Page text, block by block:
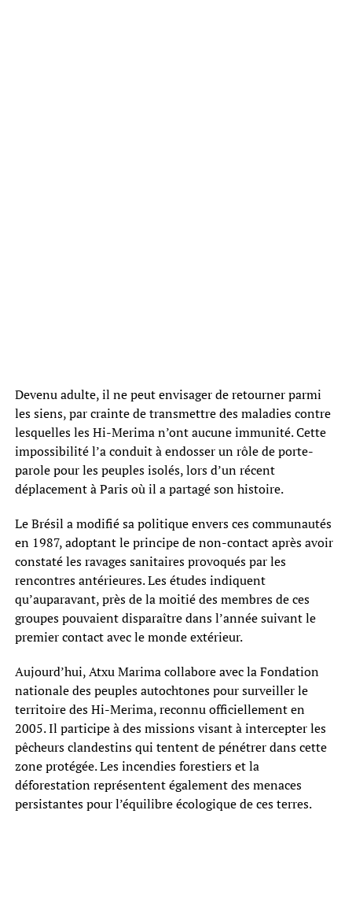
Devenu adulte, il ne peut envisager de retourner parmi
les siens, par crainte de transmettre des maladies contre
lesquelles les Hi-Merima n’ont aucune immunité. Cette
impossibilité l’a conduit à endosser un rôle de porte-
parole pour les peuples isolés, lors d’un récent
déplacement à Paris où il a partagé son histoire.
Le Brésil a modifié sa politique envers ces communautés
en 1987, adoptant le principe de non-contact après avoir
constaté les ravages sanitaires provoqués par les
rencontres antérieures. Les études indiquent
qu’auparavant, près de la moitié des membres de ces
groupes pouvaient disparaître dans l’année suivant le
premier contact avec le monde extérieur.
Aujourd’hui, Atxu Marima collabore avec la Fondation
nationale des peuples autochtones pour surveiller le
territoire des Hi-Merima, reconnu officiellement en
2005. Il participe à des missions visant à intercepter les
pêcheurs clandestins qui tentent de pénétrer dans cette
zone protégée. Les incendies forestiers et la
déforestation représentent également des menaces
persistantes pour l’équilibre écologique de ces terres.